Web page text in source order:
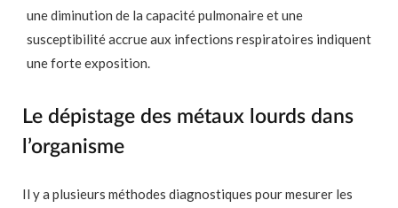
une diminution de la capacité pulmonaire et une
susceptibilité accrue aux infections respiratoires indiquent
une forte exposition.
Le dépistage des métaux lourds dans
l’organisme
Il y a plusieurs méthodes diagnostiques pour mesurer les